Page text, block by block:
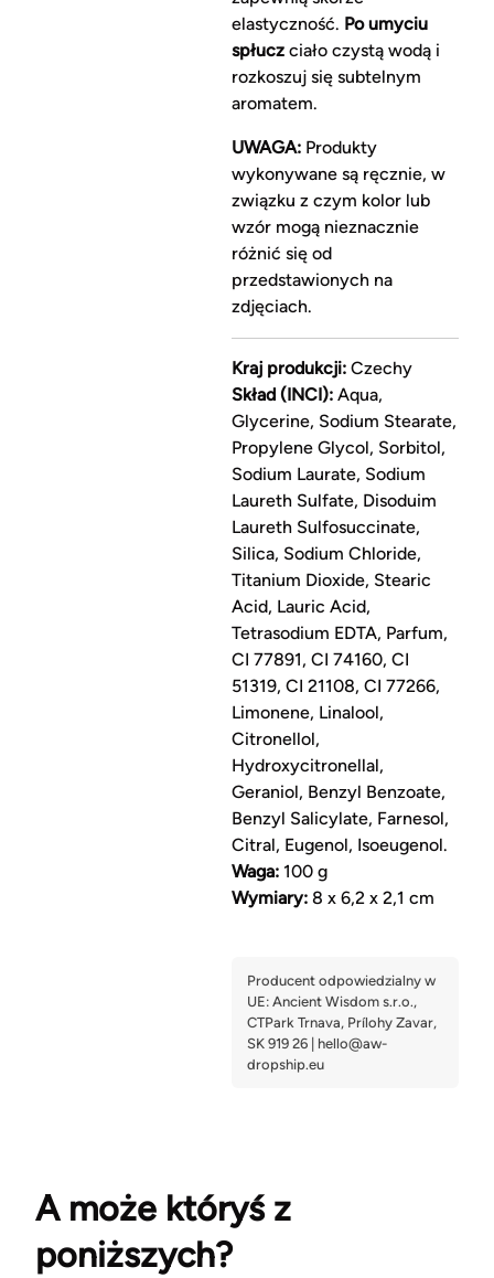
elastyczność. Po umyciu
spłuczciało czystą wodą i
rozkoszuj się subtelnym
aromatem.
UWAGA:Produkty
wykonywane są ręcznie, w
związku z czym kolor lub
wzór mogą nieznacznie
różnić się od
przedstawionych na
zdjęciach.
Kraj produkcji:Czechy
Skład (INCI):Aqua,
Glycerine, Sodium Stearate,
Propylene Glycol, Sorbitol,
Sodium Laurate, Sodium
Laureth Sulfate, Disoduim
Laureth Sulfosuccinate,
Silica, Sodium Chloride,
Titanium Dioxide, Stearic
Acid, Lauric Acid,
Tetrasodium EDTA, Parfum,
CI 77891, CI 74160, CI
51319, CI 21108, CI 77266,
Limonene, Linalool,
Citronellol,
Hydroxycitronellal,
Geraniol, Benzyl Benzoate,
Benzyl Salicylate, Farnesol,
Citral, Eugenol, Isoeugenol.
Waga:100 g
Wymiary:8 x 6,2 x 2,1 cm
A może któryś z
poniższych?